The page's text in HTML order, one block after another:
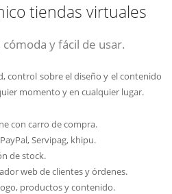
tiendas virtuales
y fácil de usar.
control sobre el diseño y el contenido
momento y en cualquier lugar.
con carro de compra.
Servipag, khipu.
de stock.
web de clientes y órdenes.
productos y contenido.